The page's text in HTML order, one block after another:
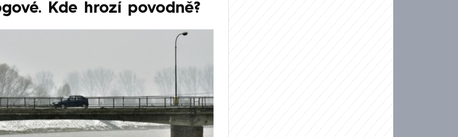
Kde hrozí povodně?